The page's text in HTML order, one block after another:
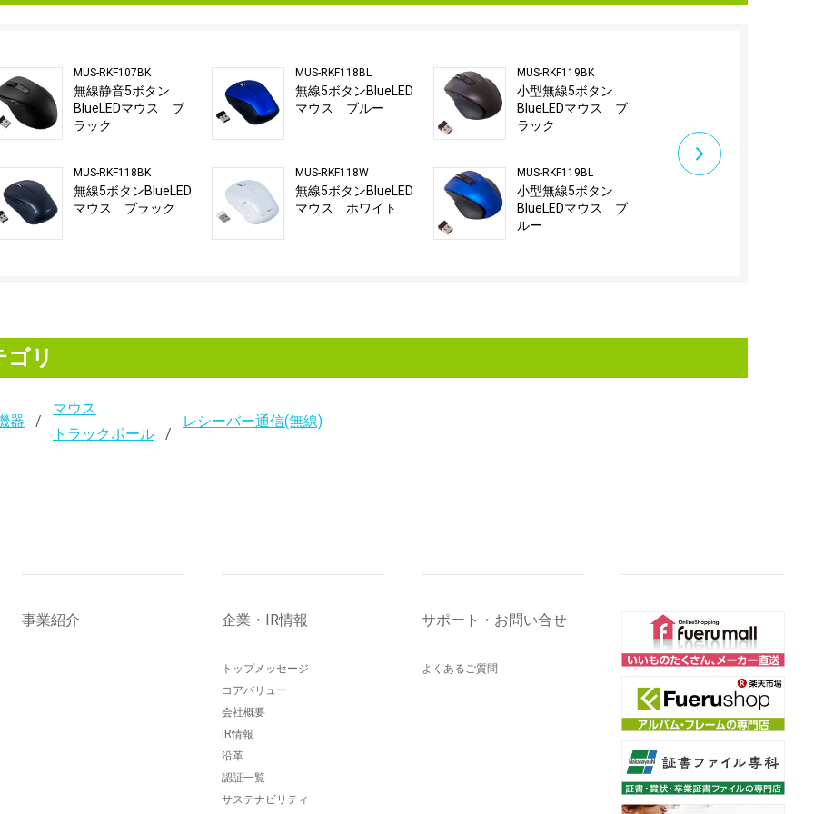
MUS-RKF107BK
無線静音5ボタン
BlueLEDマウス ブ
ラック
MUS-RKF118BK
無線5ボタンBlueLED
マウス ブラック
MUS-RKF118BL
無線5ボタンBlueLED
マウス ブルー
MUS-RKF118W
無線5ボタンBlueLED
マウス ホワイト
MUS-RKF119BK
小型無線5ボタン
BlueLEDマウス ブ
ラック
MUS-RKF119BL
小型無線5ボタン
BlueLEDマウス ブ
ルー
リ
器
マウス
トラックボール
レシーバー通信(無線)
事業紹介 企業・IR情報
トップメッセージ
コアバリュー
会社概要
IR情報
沿革
認証一覧
サステナビリティ
サポート・お問い合せ
よくあるご質問